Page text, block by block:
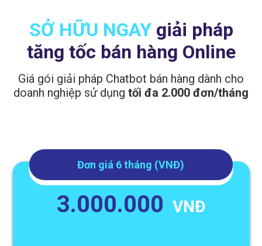
SỞ HỮU NGAYgiải pháp
tăng tốc bán hàng Online
Giá gói giải pháp Chatbot bán hàng dành cho
doanh nghiệp sử dụng tối đa 2.000 đơn/tháng
Đơn giá 6 tháng (VNĐ)
3.000.000 VNĐ